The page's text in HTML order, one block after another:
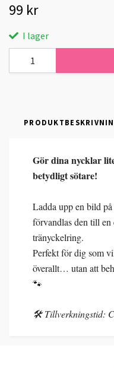
99 kr
I lager
Gör dina nycklar
betydligt sötare!
Ladda upp en bild
förvandlas den till en
tränyckelring.
Perfekt för dig som
överallt… utan att
🐾
🛠️ Tillverkningstid: